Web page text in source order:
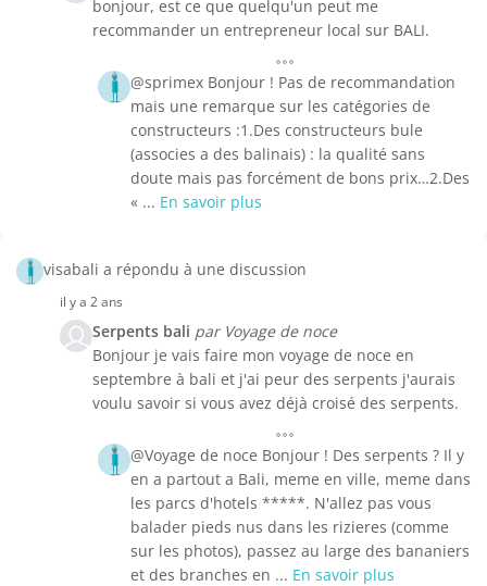
bonjour, est ce que quelqu'un peut me
recommander un entrepreneur local sur BALI.
@sprimex Bonjour ! Pas de recommandation
mais une remarque sur les catégories de
constructeurs :1.Des constructeurs bule
(associes a des balinais) : la qualité sans
doute mais pas forcément de bons prix…2.Des
« ... En savoir plus
visabali a répondu à une discussion
il y a 2 ans
Serpents bali par Voyage de noce
Bonjour je vais faire mon voyage de noce en
septembre à bali et j'ai peur des serpents j'aurais
voulu savoir si vous avez déjà croisé des serpents.
@Voyage de noce Bonjour ! Des serpents ? Il y
en a partout a Bali, meme en ville, meme dans
les parcs d'hotels *****. N'allez pas vous
balader pieds nus dans les rizieres (comme
sur les photos), passez au large des bananiers
et des branches en ... En savoir plus